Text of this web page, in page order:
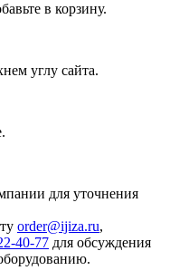
в корзину.
углу сайта.
для уточнения
order@ijiza.ru,
для обсуждения